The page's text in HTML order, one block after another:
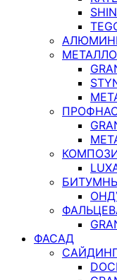
ФАСАД